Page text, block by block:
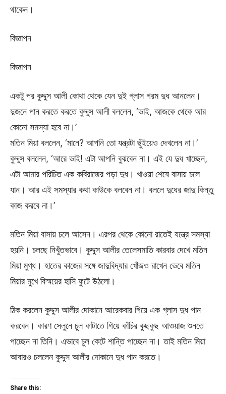
থাকেন।
বিজ্ঞাপন
বিজ্ঞাপন
একটু পর কুদ্দুস আলী কোথা থেকে যেন দুই গ্লাস গরম দুধ আনলেন।
দুজনে পান করতে করতে কুদ্দুস আলী বললেন, ‘ভাই, আজকে থেকে আর
কোনো সমস্যা হবে না।’
মতিন মিয়া বললেন, ‘মানে? আপনি তো যন্ত্রটা ছুঁইয়েও দেখলেন না।’
কুদ্দুস বললেন, ‘আরে ভাই! এটা আপনি বুঝবেন না। এই যে দুধ খাচ্ছেন,
এটা আমার পরিচিত এক কবিরাজের পড়া দুধ। খাওয়া শেষে বাসায় চলে
যান। আর এই সমস্যার কথা কাউকে বলবেন না। বললে দুধের জাদু কিন্তু
কাজ করবে না।’
মতিন মিয়া বাসায় চলে আসেন। এরপর থেকে কোনো রাতেই যন্ত্রে সমস্যা
হয়নি। চলছে নিখুঁতভাবে। কুদ্দুস আলীর তেলেসমাতি কারবার দেখে মতিন
মিয়া মুগ্ধ। হাতের কাজের সঙ্গে জাদুবিদ্যার খোঁজও রাখেন ভেবে মতিন
মিয়ার মুখে বিস্ময়ের হাসি ফুটে উঠলো।
ঠিক করলেন কুদ্দুস আলীর দোকানে আরেকবার গিয়ে এক গ্লাস দুধ পান
করবেন। কারণ সেলুনে চুল কাটাতে গিয়ে কাঁচির কুছকুছ আওয়াজ শুনতে
পাচ্ছেন না তিনি। এভাবে চুল কেটে শান্তি পাচ্ছেন না। তাই মতিন মিয়া
আবারও চললেন কুদ্দুস আলীর দোকানে দুধ পান করতে।
Share this: